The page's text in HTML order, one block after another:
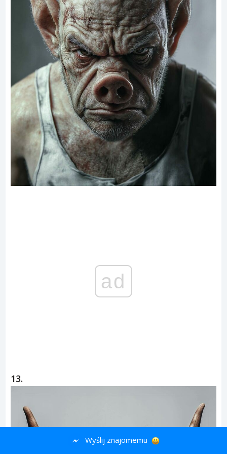
ad
13.
Wyślij znajomemu